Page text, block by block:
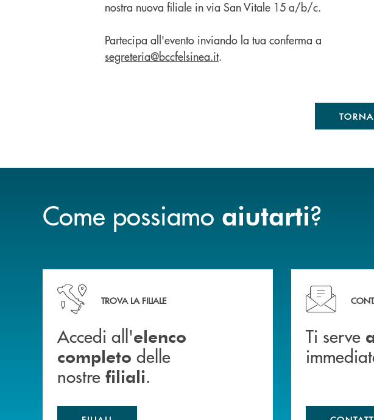
nostra nuova filiale in via San Vitale 15 a/b/c.
Partecipa all'evento inviando la tua conferma a
segreteria@bccfelsinea.it.
Come possiamo aiutarti?
Accedi all' elenco completo delle nostre&nbsp; filiali .
TROVA LA FILIALE
Accedi all'elenco
completo delle
nostre filiali.
Ti serve
Ti serve